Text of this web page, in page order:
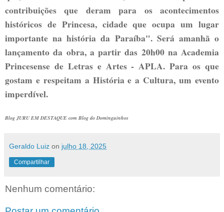
contribuições que deram para os acontecimentos
históricos de Princesa, cidade que ocupa um lugar
importante na história da Paraíba". Será amanhã o
lançamento da obra, a partir das 20h00 na Academia
Princesense de Letras e Artes - APLA. Para os que
gostam e respeitam a História e a Cultura, um evento
imperdível.
Blog JURU EM DESTAQUE com Blog do Dominguinhos
Geraldo Luiz on julho 18, 2025
Compartilhar
Nenhum comentário: